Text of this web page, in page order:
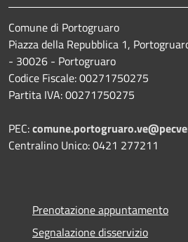
Comune di Portogruaro
Piazza della Repubblica 1,
- 30026 - Portogruaro
Codice Fiscale: 00271750275
Partita IVA: 00271750275
PEC:
Centralino Unico: 0421 277211
Prenotazione appuntamento
Segnalazione disservizio